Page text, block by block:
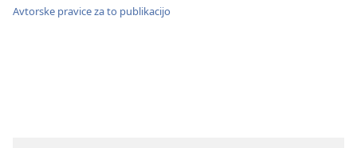
Avtorske pravice za to publikacijo